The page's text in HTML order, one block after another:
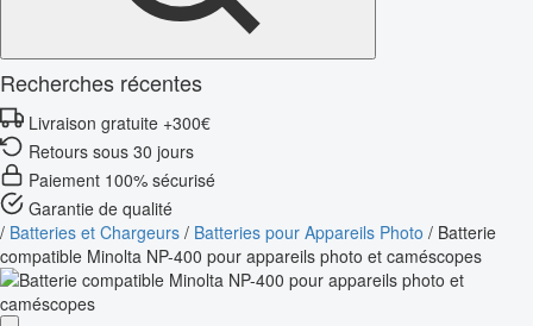
Recherches récentes
Livraison gratuite +300€
Retours sous 30 jours
Paiement 100% sécurisé
Garantie de qualité
/ Batteries et Chargeurs / Batteries pour Appareils Photo / Batterie
compatible Minolta NP-400 pour appareils photo et caméscopes